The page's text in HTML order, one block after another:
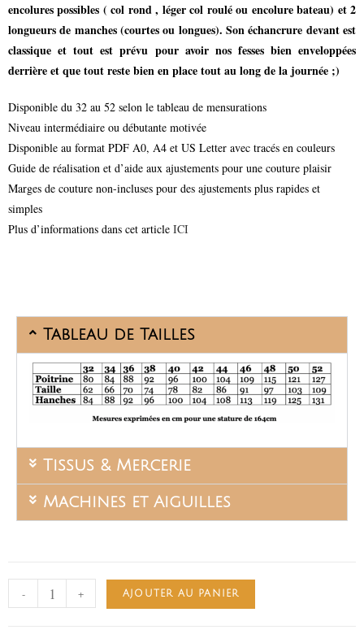
encolures possibles ( col rond , léger col roulé ou encolure bateau) et 2
longueurs de manches (courtes ou longues). Son échancrure devant est
classique et tout est prévu pour avoir nos fesses bien enveloppées
derrière et que tout reste bien en place tout au long de la journée ;)
Disponible du 32 au 52 selon le tableau de mensurations
Niveau intermédiaire ou débutante motivée
Disponible au format PDF A0, A4 et US Letter avec tracés en couleurs
Guide de réalisation et d’aide aux ajustements pour une couture plaisir
Marges de couture non-incluses pour des ajustements plus rapides et
simples
Plus d’informations dans cet article ICI
Tableau de Tailles
Tissus & Mercerie
Machines et Aiguilles
- + AJOUTER AU PANIER